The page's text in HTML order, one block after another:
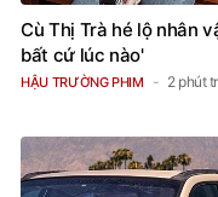
Cù Thị Trà hé lộ nhân
bất cứ lúc nào'
HẬU TRƯỜNG PHIM 2 phút